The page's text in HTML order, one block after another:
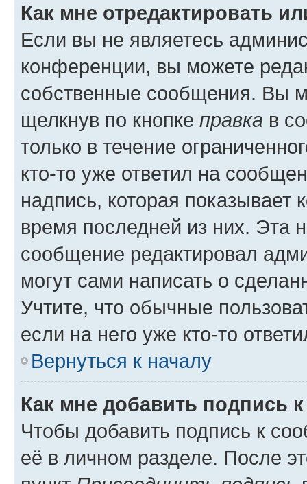
Как мне отредактировать
Если вы не являетесь
конференции, вы можете
собственные сообщения. Вы
щелкнув по кнопке правка в
только в течение
кто-то уже ответил на
надпись, которая показывает
время последней из них. Эта
сообщение редактировал
могут сами написать о
Учтите, что обычные
если на него уже кто-то
Вернуться к началу
Как мне добавить подпись
Чтобы добавить подпись к
её в личном разделе. После